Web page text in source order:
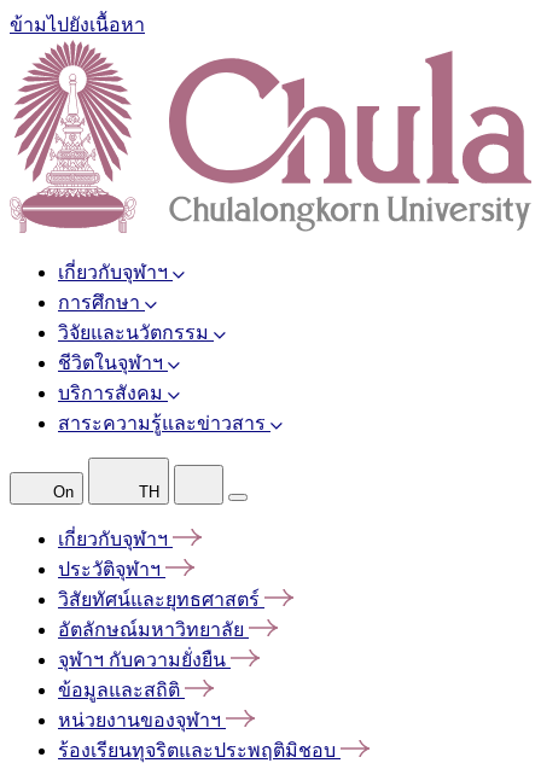
ข้ามไปยังเนื้อหา
เกี่ยวกับจุฬาฯ
การศึกษา
วิจัยและนวัตกรรม
ชีวิตในจุฬาฯ
บริการสังคม
สาระความรู้และข่าวสาร
On TH
เกี่ยวกับจุฬาฯ
ประวัติจุฬาฯ
วิสัยทัศน์และยุทธศาสตร์
อัตลักษณ์มหาวิทยาลัย
จุฬาฯ กับความยั่งยืน
ข้อมูลและสถิติ
หน่วยงานของจุฬาฯ
ร้องเรียนทุจริตและประพฤติมิชอบ